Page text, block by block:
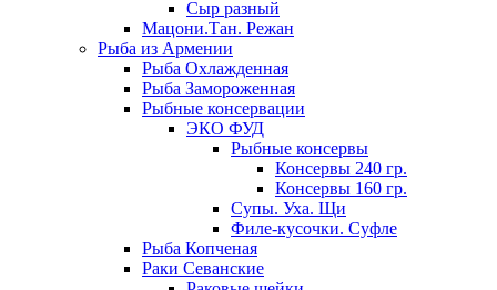
Сыр разный
Мацони.Тан. Режан
Рыба из Армении
Рыба Охлажденная
Рыба Замороженная
Рыбные консервации
ЭКО ФУД
Рыбные консервы
Консервы 240 гр.
Консервы 160 гр.
Супы. Уха. Щи
Филе-кусочки. Суфле
Рыба Копченая
Раки Севанские